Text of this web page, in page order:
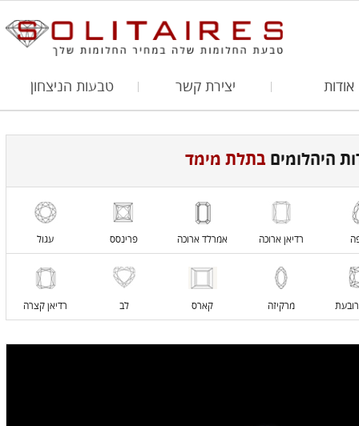
אודות יצירת קשר טבעות הניצחון
היהלומים בתלת מימד
רדיאן ארוכה אמרלד ארוכה פרינסס עגול
מרקיזה קארס לב רדיאן קצרה